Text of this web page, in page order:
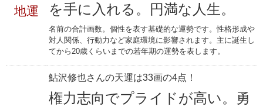
地運
を手に入れる。円満な人生。
名前の合計画数。個性を表す基礎的な運勢です。性格形成や
対人関係、行動力など家庭環境に影響されます。主に誕生し
てから20歳くらいまでの若年期の運勢を表します。
鮎沢修也さんの天運は33画の4点！
権力志向でプライドが高い。勇